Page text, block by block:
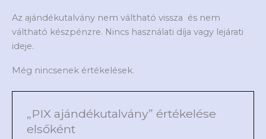
Az ajándékutalvány nem váltható vissza és nem
váltható készpénzre. Nincs használati díja vagy lejárati
ideje.
Még nincsenek értékelések.
„PIX ajándékutalvány” értékelése
elsőként